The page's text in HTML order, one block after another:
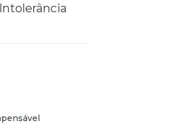
Intolerância